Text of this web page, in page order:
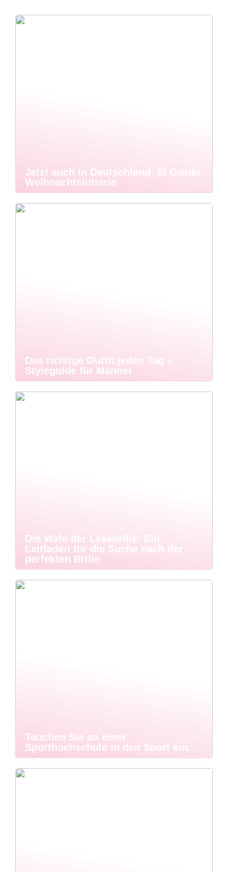
Jetzt auch in Deutschland: El Gordo
Weihnachtslotterie
Das richtige Outfit jeden Tag –
Styleguide für Männer
Die Wahl der Lesebrille: Ein
Leitfaden für die Suche nach der
perfekten Brille
Tauchen Sie an einer
Sporthochschule in den Sport ein.